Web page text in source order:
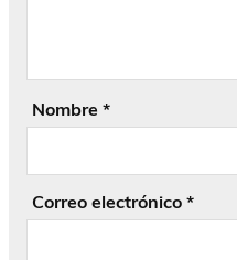
Nombre *
Correo electrónico *